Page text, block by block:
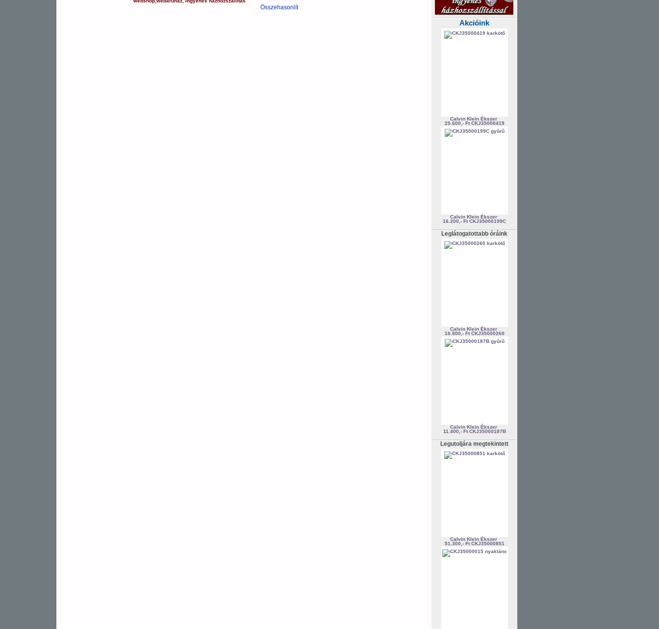
Összehasonlít
Akcióink
Calvin Klein Ékszer
25.600,- Ft CKJ35000419
Calvin Klein Ékszer
16.200,- Ft CKJ35000199C
Leglátogatottabb óráink
Calvin Klein Ékszer
16.800,- Ft CKJ35000260
Calvin Klein Ékszer
11.400,- Ft CKJ35000187B
Legutoljára megtekintett
Calvin Klein Ékszer
51.300,- Ft CKJ35000851